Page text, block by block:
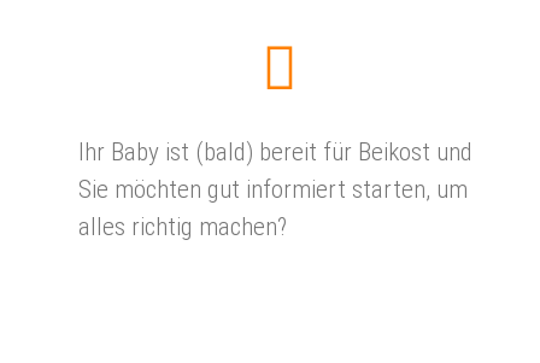
Ihr Baby ist (bald) bereit für Beikost und
Sie möchten gut informiert starten, um
alles richtig machen?